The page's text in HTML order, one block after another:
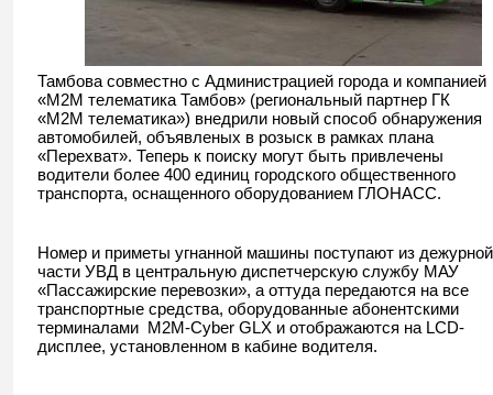
Тамбова совместно с Администрацией города и компанией
«М2М телематика Тамбов» (региональный партнер ГК
«М2М телематика») внедрили новый способ обнаружения
автомобилей, объявленых в розыск в рамках плана
«Перехват». Теперь к поиску могут быть привлечены
водители более 400 единиц городского общественного
транспорта, оснащенного оборудованием ГЛОНАСС.
Номер и приметы угнанной машины поступают из дежурной
части УВД в центральную диспетчерскую службу МАУ
«Пассажирские перевозки», а оттуда передаются на все
транспортные средства, оборудованные абонентскими
терминалами M2M-Cyber GLX и отображаются на LСD-
дисплее, установленном в кабине водителя.